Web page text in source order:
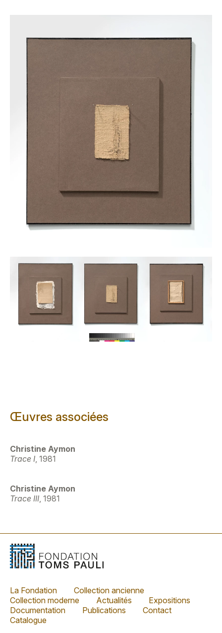
Œuvres associées
Christine Aymon
Trace I, 1981
Christine Aymon
Trace III, 1981
La Fondation
Collection ancienne
Collection moderne
Actualités
Expositions
Documentation
Publications
Contact
Catalogue